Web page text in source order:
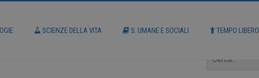
SCIENZE DELLA VITA S. UMANE E SOCIALI TEMPO LIBERO